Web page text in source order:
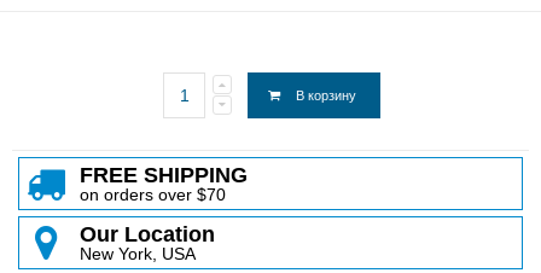
В корзину
FREE SHIPPING
on orders over $70
Our Location
New York, USA